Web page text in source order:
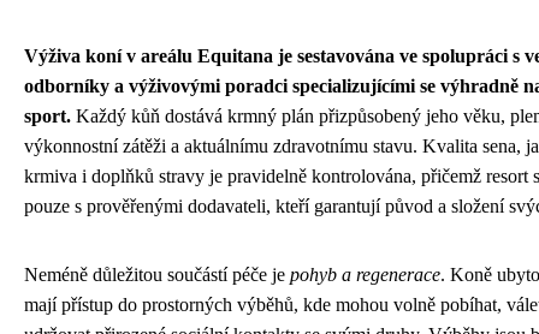
Výživa koní v areálu Equitana je sestavována ve spolupráci s
odborníky a výživovými poradci specializujícími se výhradně
sport. Každý kůň dostává krmný plán přizpůsobený jeho věku,
výkonnostní zátěži a aktuálnímu zdravotnímu stavu. Kvalita sena,
krmiva i doplňků stravy je pravidelně kontrolována, přičemž resort
pouze s prověřenými dodavateli, kteří garantují původ a složení
Neméně důležitou součástí péče je pohyb a regenerace. Koně
mají přístup do prostorných výběhů, kde mohou volně pobíhat,